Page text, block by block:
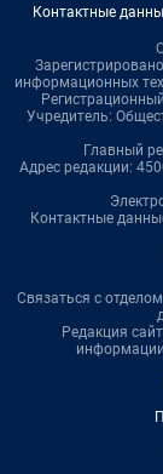
Контактные
информационных
Учредитель:
Главный
Адрес редакции:
Контактные
Связаться с
Редакция